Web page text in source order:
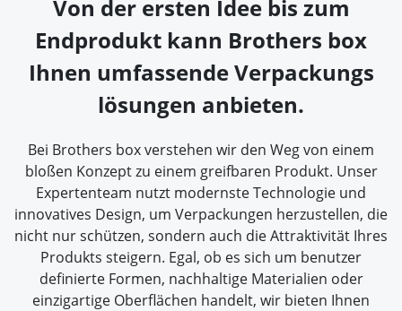
Von der ersten Idee bis zum
Endprodukt kann Brothers box
Ihnen umfassende Verpackungs
lösungen anbieten.
Bei Brothers box verstehen wir den Weg von einem
bloßen Konzept zu einem greifbaren Produkt. Unser
Expertenteam nutzt modernste Technologie und
innovatives Design, um Verpackungen herzustellen, die
nicht nur schützen, sondern auch die Attraktivität Ihres
Produkts steigern. Egal, ob es sich um benutzer
definierte Formen, nachhaltige Materialien oder
einzigartige Oberflächen handelt, wir bieten Ihnen